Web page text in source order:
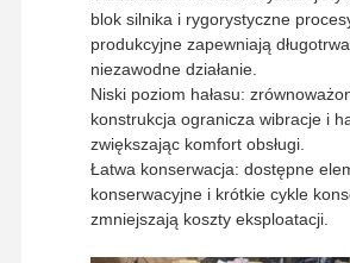
Wycieczka
Po Fabryce
Jakości
Skontaktuj
Się Z
Sprawy
Silnik Perkinsa
blok silnika i rygorystyczne
produkcyjne zapewniają
niezawodne działanie.
Niski poziom hałasu:
konstrukcja ogranicza wibracje i
zwiększając komfort obsługi.
Łatwa konserwacja: dostępne
konserwacyjne i krótkie cykle
zmniejszają koszty eksploatacji.